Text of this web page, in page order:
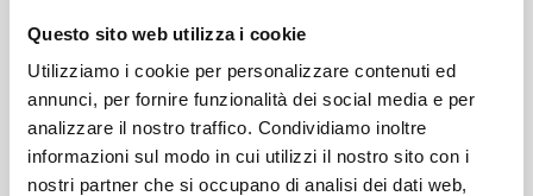
Questo sito web utilizza i cookie
Utilizziamo i cookie per personalizzare contenuti ed
annunci, per fornire funzionalità dei social media e per
analizzare il nostro traffico. Condividiamo inoltre
informazioni sul modo in cui utilizzi il nostro sito con i
nostri partner che si occupano di analisi dei dati web,
ACQUISTA